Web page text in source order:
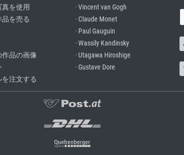
真を使用
品を売る
作品の画像
を注文する
· Vincent van Gogh
· Claude Monet
· Paul Gauguin
· Wassily Kandinsky
· Utagawa Hiroshige
· Gustave Dore